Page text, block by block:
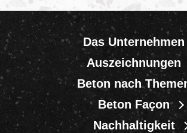
Das Unternehmen
Auszeichnungen
Beton nach
Beton Façon
Nachhaltigkeit